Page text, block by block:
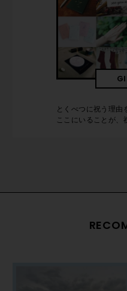
とくべつに祝う理由
ここにいることが、